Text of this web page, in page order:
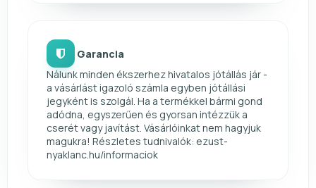
Garancia
Nálunk minden ékszerhez hivatalos jótállás jár -
a vásárlást igazoló számla egyben jótállási
jegyként is szolgál. Ha a termékkel bármi gond
adódna, egyszerűen és gyorsan intézzük a
cserét vagy javítást. Vásárlóinkat nem hagyjuk
magukra! Részletes tudnivalók: ezust-
nyaklanc.hu/informaciok